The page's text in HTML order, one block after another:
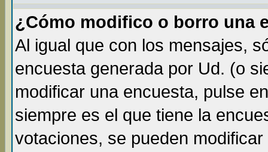
¿Cómo modifico o borro una
Al igual que con los mensajes,
encuesta generada por Ud. (o
modificar una encuesta, pulse
siempre es el que tiene la
votaciones, se pueden